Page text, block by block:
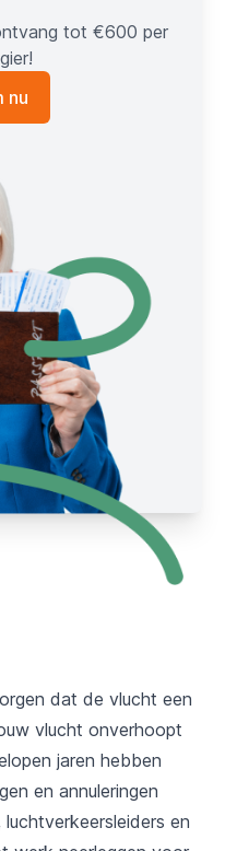
tot €600 per
nu
dat de vlucht een
vlucht onverhoopt
jaren hebben
en annuleringen
en